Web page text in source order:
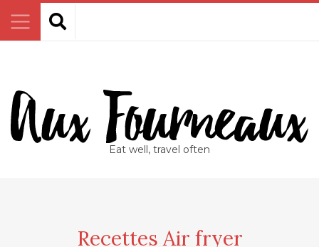
Eat well, travel often
Recettes Air fryer